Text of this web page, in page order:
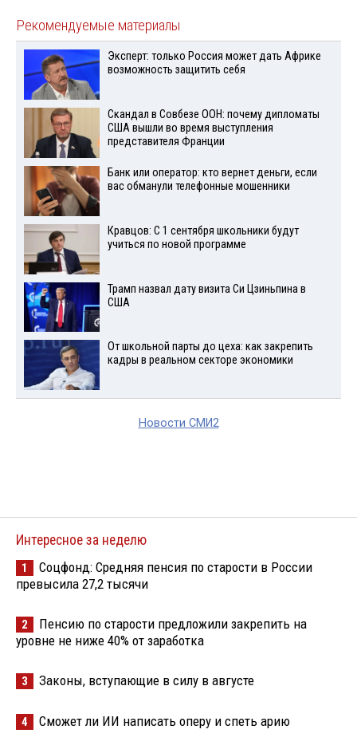
Рекомендуемые материалы
Эксперт: только Россия может дать Африке
возможность защитить себя
Скандал в Совбезе ООН: почему дипломаты
США вышли во время выступления
представителя Франции
Банк или оператор: кто вернет деньги, если
вас обманули телефонные мошенники
Кравцов: С 1 сентября школьники будут
учиться по новой программе
Трамп назвал дату визита Си Цзиньпина в
США
От школьной парты до цеха: как закрепить
кадры в реальном секторе экономики
Новости СМИ2
Интересное за неделю
1
Соцфонд: Средняя пенсия по старости в России
превысила 27,2 тысячи
2
Пенсию по старости предложили закрепить на
уровне не ниже 40% от заработка
3 Законы, вступающие в силу в августе
4 Сможет ли ИИ написать оперу и спеть арию